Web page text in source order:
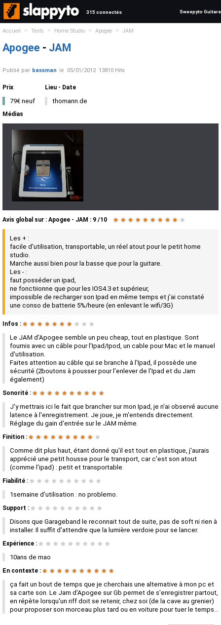
315 connectés Sweepyto Guitare
Accueil > Tests > Home Studio > Apogee > JAM
Apogee - JAM
Publié par bassman le 05/01/2012 13810 Hits
Prix
79€ neuf
Lieu - Date
thomann.de
Médias
Avis global sur : Apogee - JAM : 9 /10 ★ ★ ★ ★ ★ ★ ★ ★ ★ ★
Les + :
facile d'utilisation, transportable, un réel atout pour le petit home
studio.
Marche aussi bien pour la basse que pour la guitare.
Les - :
faut posséder un ipad,
ne fonctiionne que pour les IOS4.3 et supérieur,
impossible de recharger son Ipad en même temps et j'ai constaté
une conso de batterie 5%/heure (en enlevant le wifi/3G)
Infos : ★ ★ ★ ★ ★ ★ ★ ★ ★ ★
Le JAM d'Apogee semble un peu cheap, tout en plastique. Sont
fournis avec un câble pour l'Ipad/Ipod, un cable pour Mac et le manuel
d'utilisation.
Faites attention au câble qui se branche à l'Ipad, il possède une
sécurité (2boutons à pousser pour l'enlever de l'Ipad et du Jam
également)
Sonorité : ★ ★ ★ ★ ★ ★ ★ ★ ★ ★
J'y mettrais ici le fait que brancher sur mon Ipad, je n'ai observé aucune
latence à l'enregistrement. Je joue, je m'entends directement.
Réglage du gain d'entrée sur le JAM même.
Finition : ★ ★ ★ ★ ★ ★ ★ ★ ★ ★
Comme dit plus haut, étant donné qu'il est tout en plastique, j'aurais
apprécié une petit housse pour le transport, car c'est son atout
(comme l'ipad) : petit et transportable.
Fiabilité : ★ ★ ★ ★ ★ ★ ★ ★ ★ ★
1semaine d'utilisation : no problemo.
Support : ★ ★ ★ ★ ★ ★ ★ ★ ★ ★
Disons que Garageband le reconnait tout de suite, pas de soft ni rien à
installer. Il suffit d'attendre que la lumière verdoie pour se lancer.
Expérience : ★ ★ ★ ★ ★ ★ ★ ★ ★ ★
10ans de mao
En contexte : ★ ★ ★ ★ ★ ★ ★ ★ ★ ★
ça fait un bout de temps que je cherchais une alternative à mon pc et
sa carte son. Le Jam d'Apogee sur Gb permet de s'enregistrer partout,
en répète lorsqu'un riff doit se retenir, chez soi (de la cave au grenier)
pour proposer son morceau plus tard ou en voiture pour tuer le temps...